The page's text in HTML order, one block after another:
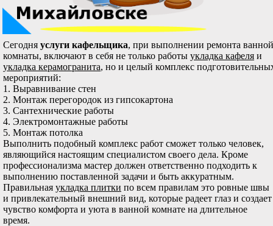
Сегодня услуги кафельщика, при выполнении ремонта ванной
комнаты, включают в себя не только работы укладка кафеля и
укладка керамогранита, но и целый комплекс
мероприятий:
1. Выравнивание стен
2. Монтаж перегородок из гипсокартона
3. Сантехнические работы
4. Электромонтажные работы
5. Монтаж потолка
Выполнить подобный комплекс работ сможет только человек,
являющийся настоящим специалистом своего дела. Кроме
профессионализма мастер должен ответственно подходить к
выполнению поставленной задачи и быть аккуратным.
Правильная укладка плитки по всем правилам это ровные швы
и привлекательный внешний вид, которые радеет глаз и создает
чувство комфорта и уюта в ванной комнате на длительное
время.